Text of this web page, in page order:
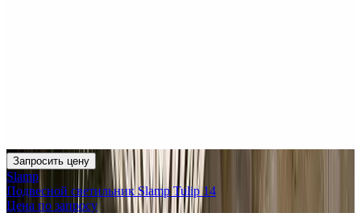
Запросить цену
Slamp
Подвесной светильник Slamp Tulip 14
Цена по запросу